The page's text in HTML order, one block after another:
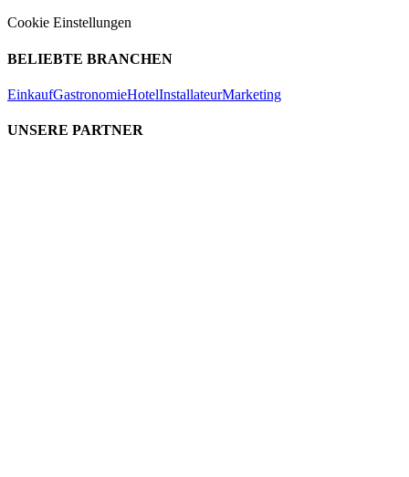
Cookie Einstellungen
BELIEBTE BRANCHEN
EinkaufGastronomieHotelInstallateurMarketing
UNSERE PARTNER